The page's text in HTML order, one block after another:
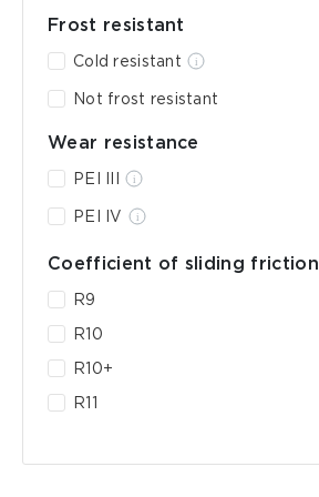
Frost resistant
Cold resistant
Not frost resistant
Wear resistance
PEI III
PEI IV
Coefficient of sliding friction
R9
R10
R10+
R11